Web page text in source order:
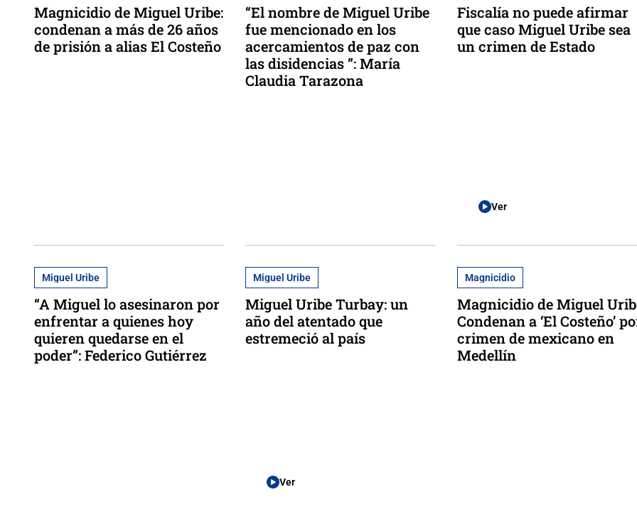
Magnicidio de Miguel Uribe:
condenan a más de 26 años
de prisión a alias El Costeño
“El nombre de Miguel Uribe
fue mencionado en los
acercamientos de paz con
las disidencias ”: María
Claudia Tarazona
Fiscalía no puede afirmar
que caso Miguel Uribe sea
un crimen de Estado
Ver
Miguel Uribe
“A Miguel lo asesinaron por
enfrentar a quienes hoy
quieren quedarse en el
poder”: Federico Gutiérrez
Miguel Uribe
Miguel Uribe Turbay: un
año del atentado que
estremeció al país
Ver
Magnicidio
Magnicidio de Miguel
Condenan a ‘El Costeño’
crimen de mexicano en
Medellín